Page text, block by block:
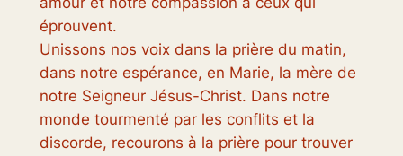
éprouvent.
Unissons nos voix dans la prière du matin,
dans notre espérance, en Marie, la mère de
notre Seigneur Jésus-Christ. Dans notre
monde tourmenté par les conflits et la
discorde, recourons à la prière pour trouver